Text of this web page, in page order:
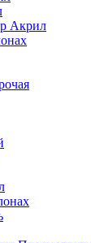
Акрил